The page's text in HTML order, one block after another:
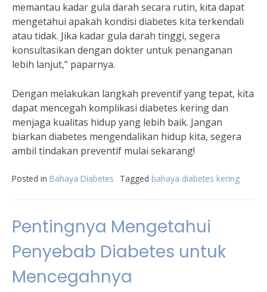
memantau kadar gula darah secara rutin, kita dapat
mengetahui apakah kondisi diabetes kita terkendali
atau tidak. Jika kadar gula darah tinggi, segera
konsultasikan dengan dokter untuk penanganan
lebih lanjut,” paparnya.
Dengan melakukan langkah preventif yang tepat, kita
dapat mencegah komplikasi diabetes kering dan
menjaga kualitas hidup yang lebih baik. Jangan
biarkan diabetes mengendalikan hidup kita, segera
ambil tindakan preventif mulai sekarang!
Posted in Bahaya Diabetes Tagged bahaya diabetes kering
Pentingnya Mengetahui
Penyebab Diabetes untuk
Mencegahnya